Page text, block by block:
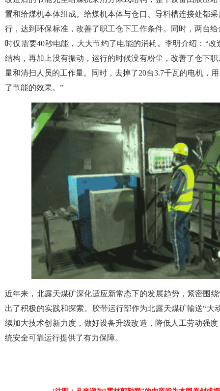
置和给煤机本体组成。给煤机本体与仓口、导料槽连接处都
行，达到环保标准，改善了职工仓下工作条件。同时，两台
时仅需要40秒电能，大大节约了电能的消耗。李明介绍：“
结构，再加上没有振动，运行的时候没有粉尘，改善了仓下
量和清扫人员的工作量。同时，去掉了20台3.7千瓦的电机，
了节能的效果。”
近年来，北露天煤矿深化适应新常态下的发展趋势，紧密围
出了积极的实践和探索。胶带运行部作为北露天煤矿输送“大
续加大技术创新力度，做好设备升级改造，降低人工劳动强
统安全可靠运行提供了有力保障。